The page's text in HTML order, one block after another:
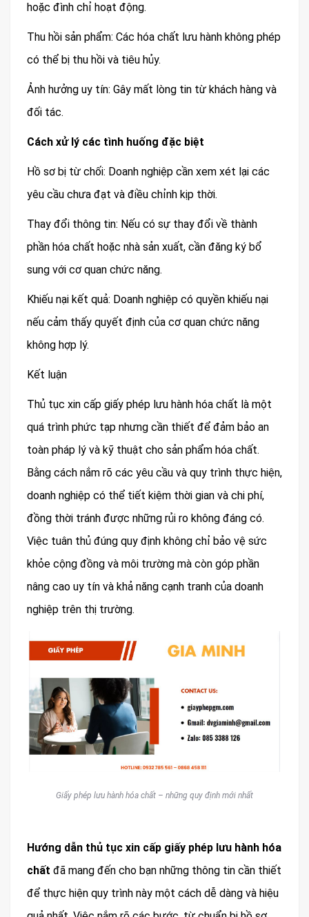
hoặc đình chỉ hoạt động.
Thu hồi sản phẩm: Các hóa chất lưu hành không phép
có thể bị thu hồi và tiêu hủy.
Ảnh hưởng uy tín: Gây mất lòng tin từ khách hàng và
đối tác.
Cách xử lý các tình huống đặc biệt
Hồ sơ bị từ chối: Doanh nghiệp cần xem xét lại các
yêu cầu chưa đạt và điều chỉnh kịp thời.
Thay đổi thông tin: Nếu có sự thay đổi về thành
phần hóa chất hoặc nhà sản xuất, cần đăng ký bổ
sung với cơ quan chức năng.
Khiếu nại kết quả: Doanh nghiệp có quyền khiếu nại
nếu cảm thấy quyết định của cơ quan chức năng
không hợp lý.
Kết luận
Thủ tục xin cấp giấy phép lưu hành hóa chất là một
quá trình phức tạp nhưng cần thiết để đảm bảo an
toàn pháp lý và kỹ thuật cho sản phẩm hóa chất.
Bằng cách nắm rõ các yêu cầu và quy trình thực hiện,
doanh nghiệp có thể tiết kiệm thời gian và chi phí,
đồng thời tránh được những rủi ro không đáng có.
Việc tuân thủ đúng quy định không chỉ bảo vệ sức
khỏe cộng đồng và môi trường mà còn góp phần
nâng cao uy tín và khả năng cạnh tranh của doanh
nghiệp trên thị trường.
Giấy phép lưu hành hóa chất – những quy định mới nhất
Hướng dẫn thủ tục xin cấp giấy phép lưu hành hóa
chất đã mang đến cho bạn những thông tin cần thiết
để thực hiện quy trình này một cách dễ dàng và hiệu